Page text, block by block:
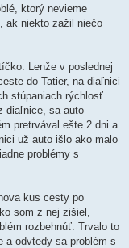
ktorý nevieme
ak niekto zažil niečo
Lenže v poslednej
do Tatier, na diaľnici
stúpaniach rýchlosť
diaľnice, sa auto
pretrvával ešte 2 dni a
už auto išlo ako malo
problémy s
kus cesty po
som z nej zišiel,
rozbehnúť. Trvalo to
a odvtedy sa problém s